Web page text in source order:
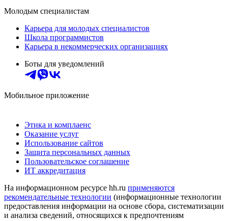
Молодым специалистам
Карьера для молодых специалистов
Школа программистов
Карьера в некоммерческих организациях
Боты для уведомлений
Мобильное приложение
Этика и комплаенс
Оказание услуг
Использование сайтов
Защита персональных данных
Пользовательское соглашение
ИТ аккредитация
На информационном ресурсе hh.ru применяются
рекомендательные технологии (информационные технологии
предоставления информации на основе сбора, систематизации
и анализа сведений, относящихся к предпочтениям